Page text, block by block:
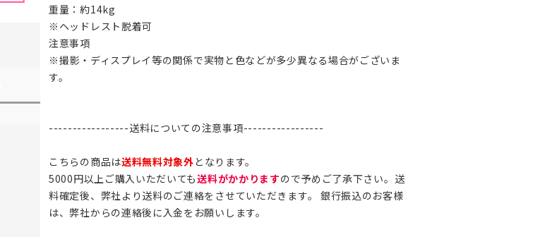
重量：約14kg
※ヘッドレスト脱着可
注意事項
※撮影・ディスプレイ等の関係で実物と色などが多少異なる場合がございま
す。
-----------------送料についての注意事項-----------------
こちらの商品は送料無料対象外となります。
5000円以上ご購入いただいても送料がかかりますので予めご了承下さい。送
料確定後、弊社より送料のご連絡をさせていただきます。 銀行振込のお客様
は、弊社からの連絡後に入金をお願いします。